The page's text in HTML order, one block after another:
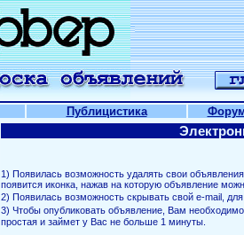
Публицистика
1) Появилась возможность удалять свои
появится иконка, нажав на которую объявление
2) Появилась возможность скрывать свой е-mail,
3) Чтобы опубликовать объявление, Вам
простая и займет у Вас не больше 1 минуты.